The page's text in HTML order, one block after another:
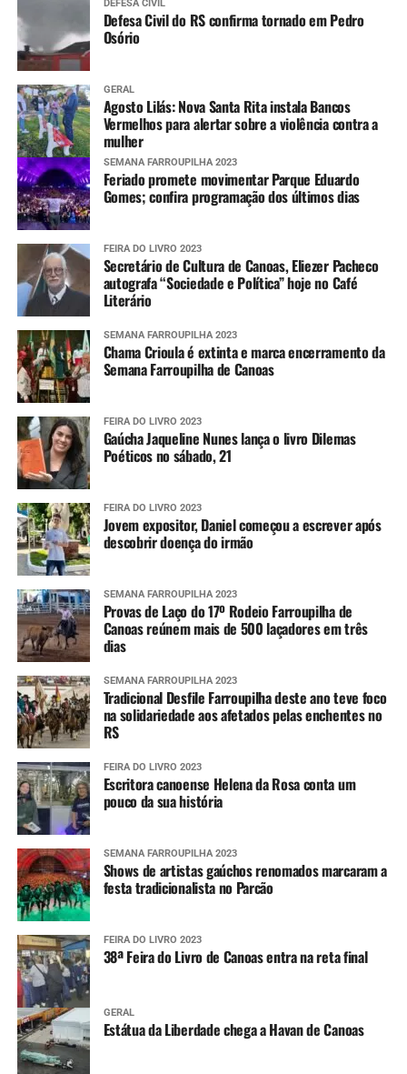
DEFESA CIVIL
Defesa Civil do RS confirma tornado em Pedro
Osório
GERAL
Agosto Lilás: Nova Santa Rita instala Bancos
Vermelhos para alertar sobre a violência contra a
mulher
SEMANA FARROUPILHA 2023
Feriado promete movimentar Parque Eduardo
Gomes; confira programação dos últimos dias
FEIRA DO LIVRO 2023
Secretário de Cultura de Canoas, Eliezer Pacheco
autografa “Sociedade e Política” hoje no Café
Literário
SEMANA FARROUPILHA 2023
Chama Crioula é extinta e marca encerramento da
Semana Farroupilha de Canoas
FEIRA DO LIVRO 2023
Gaúcha Jaqueline Nunes lança o livro Dilemas
Poéticos no sábado, 21
FEIRA DO LIVRO 2023
Jovem expositor, Daniel começou a escrever após
descobrir doença do irmão
SEMANA FARROUPILHA 2023
Provas de Laço do 17º Rodeio Farroupilha de
Canoas reúnem mais de 500 laçadores em três
dias
SEMANA FARROUPILHA 2023
Tradicional Desfile Farroupilha deste ano teve foco
na solidariedade aos afetados pelas enchentes no
RS
FEIRA DO LIVRO 2023
Escritora canoense Helena da Rosa conta um
pouco da sua história
SEMANA FARROUPILHA 2023
Shows de artistas gaúchos renomados marcaram a
festa tradicionalista no Parcão
FEIRA DO LIVRO 2023
38ª Feira do Livro de Canoas entra na reta final
GERAL
Estátua da Liberdade chega a Havan de Canoas